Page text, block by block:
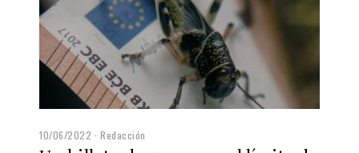
10/06/2022 Redacción